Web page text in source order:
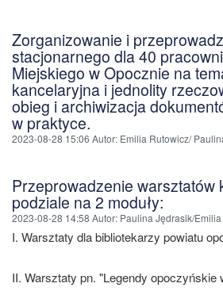
Zorganizowanie i
stacjonarnego dla 40
Miejskiego w Opocznie na
kancelaryjna i jednolity
obieg i archiwizacja
w praktyce.
2023-08-28 15:06 Autor: Emilia Rutowicz/
Przeprowadzenie warsztatów
podziale na 2 moduły:
2023-08-28 14:58 Autor: Paulina Jędrasik/
I. Warsztaty dla bibliotekarzy powiatu
II. Warsztaty pn. "Legendy opoczyńskie